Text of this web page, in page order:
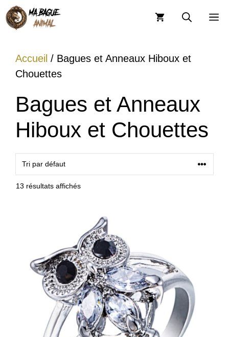
Aller
au
Accueil / Bagues et Anneaux Hiboux et
Chouettes
Bagues et Anneaux
Hiboux et Chouettes
13 résultats affichés